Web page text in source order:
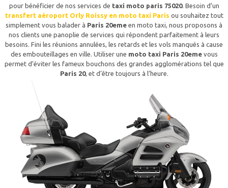
pour bénéficier de nos services de taxi moto paris 75020. Besoin d’un
transfert aéroport Orly Roissy en moto taxi Paris ou souhaitez tout
simplement vous balader à Paris 20eme en moto taxi, nous proposons à
nos clients une panoplie de services qui répondent parfaitement à leurs
besoins. Fini les réunions annulées, les retards et les vols manqués à cause
des embouteillages en ville. Utiliser une moto taxi Paris 20emevous
permet d’éviter les fameux bouchons des grandes agglomérations tel que
Paris 20, et d’être toujours à l’heure.